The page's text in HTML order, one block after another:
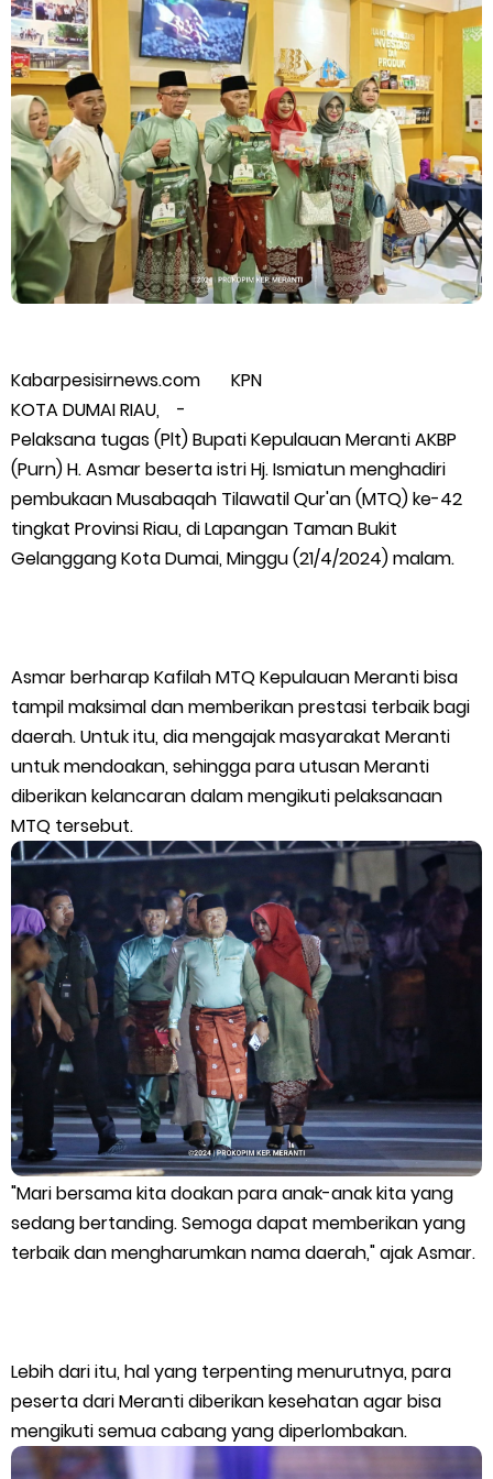
Merah Putih Presisi Polda Riau.
Teluk Belitung Bagaikan Kota Mati Disaat Listrik Diberlakukan
Pemadaman Secara Bergilir, Mesin 600 kW Diharapkan Jadi
Solusi.
F-PETIR Desak Pemkab Lingga Segera Buka Solusi Tambang
Tambang Timah di Darat Juga Butuh Hidup
Saat Duka Menyelimuti Korban Serangan Monyet, YBM PLN UP3
Rengat Bersama PW IWO Riau Ulurkan Tangan Kemanusiaan
Wabup Meranti Serahkan Santunan BPJS Rp52 Juta,
Usut Skandal Lahan Ulayat Desa Palas, Sekoci24.co Resmi
Layangkan Surat Konfirmasi ke PT Arara Abadi.
Meranti 2026, 30 Putra-Putri Terbaik Disiapkan Kibarkan Merah
Putih
Pulihkan Konektivitas Pascabencana, HKI Rampungkan
Penanganan Jalur Lembah Anai dan Malalak
Bupati Asmar Lepas 77 Kontingen Pramuka Meranti Ikuti
Jambore Nasional XII 2026 di Cibubur
Polres Kepulauan Meranti Gelar Ekspedisi Merah Putih" Jalin
Sinergitas dengan Insan Pers, Komunitas dan Mahasiswa
PLN Selat Panjang Minta Maaf, Janji Datangkan Mesin Sewa
PLN: Hentikan Pemadaman dan Beri Kompensasi
FPMP.TB Bersama OPP Teluk Belitung, Dan Perwakilan
Kabarpesisirnews.com KPN
KOTA DUMAI RIAU, -
Pelaksana tugas (Plt) Bupati Kepulauan Meranti AKBP
(Purn) H. Asmar beserta istri Hj. Ismiatun menghadiri
pembukaan Musabaqah Tilawatil Qur'an (MTQ) ke-42
tingkat Provinsi Riau, di Lapangan Taman Bukit
Gelanggang Kota Dumai, Minggu (21/4/2024) malam.
Asmar berharap Kafilah MTQ Kepulauan Meranti bisa
tampil maksimal dan memberikan prestasi terbaik bagi
daerah. Untuk itu, dia mengajak masyarakat Meranti
untuk mendoakan, sehingga para utusan Meranti
diberikan kelancaran dalam mengikuti pelaksanaan
MTQ tersebut.
"Mari bersama kita doakan para anak-anak kita yang
sedang bertanding. Semoga dapat memberikan yang
terbaik dan mengharumkan nama daerah," ajak Asmar.
Lebih dari itu, hal yang terpenting menurutnya, para
peserta dari Meranti diberikan kesehatan agar bisa
mengikuti semua cabang yang diperlombakan.